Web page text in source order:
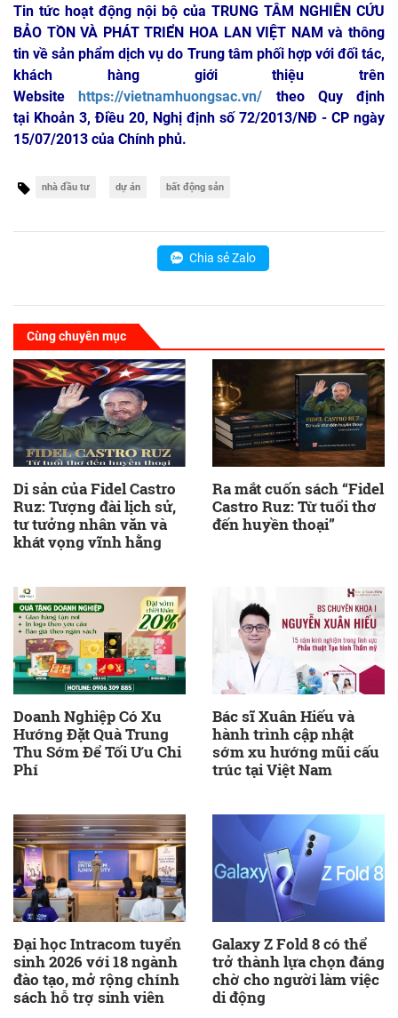
Tin tức hoạt động nội bộ của TRUNG TÂM NGHIÊN CỨU
BẢO TỒN VÀ PHÁT TRIỂN HOA LAN VIỆT NAM và thông
tin về sản phẩm dịch vụ do Trung tâm phối hợp với đối tác,
khách hàng giới thiệu trên
Websitehttps://vietnamhuongsac.vn/ theo Quy định
tại Khoản 3, Điều 20, Nghị định số 72/2013/NĐ - CP ngày
15/07/2013 của Chính phủ.
nhà đầu tư dự án bất động sản
Chia sẻ Zalo
Cùng chuyên mục
Di sản của Fidel Castro
Ruz: Tượng đài lịch sử,
tư tưởng nhân văn và
khát vọng vĩnh hằng
Ra mắt cuốn sách “Fidel
Castro Ruz: Từ tuổi thơ
đến huyền thoại”
Doanh Nghiệp Có Xu
Hướng Đặt Quà Trung
Thu Sớm Để Tối Ưu Chi
Phí
Bác sĩ Xuân Hiếu và
hành trình cập nhật
sớm xu hướng mũi cấu
trúc tại Việt Nam
Đại học Intracom tuyển
sinh 2026 với 18 ngành
đào tạo, mở rộng chính
sách hỗ trợ sinh viên
Galaxy Z Fold 8 có thể
trở thành lựa chọn đáng
chờ cho người làm việc
di động